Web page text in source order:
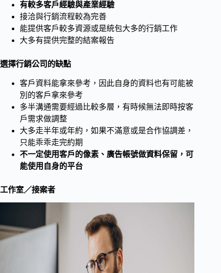
有較多客戶經驗與產業經驗
接洽與行銷流程較為完善
能提供客戶較多資源或是統包大多的行銷工作
大多有提供完整的結案報告
選擇行銷公司的缺點
客戶資料能拿來參考，因此自身的資料也有可能被
別的客戶拿來參考
多半溝通需要經過比較多層，有時候無法即時按客
戶需求做調整
大多走半年或年約，如果不滿意或是合作協調差，
只能乖乖走完約期
不一定使用客戶的像素、廣告帳號做資料保留，可
能使用自身的平台
工作室／接案者